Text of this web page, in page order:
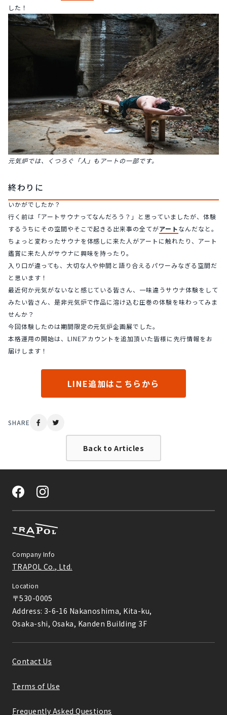
した！
元気炉では、くつろぐ「人」もアートの一部です。
終わりに
いかがでしたか？
行く前は「アートサウナってなんだろう？」と思っていましたが、体験
するうちにその空間やそこで起きる出来事の全てがアートなんだなと。
ちょっと変わったサウナを体感しに来た人がアートに触れたり、アート
鑑賞に来た人がサウナに興味を持ったり。
入り口が違っても、大切な人や仲間と語り合えるパワーみなぎる空間だ
と思います！
最近何か元気がないなと感じている皆さん、一味違うサウナ体験をして
みたい皆さん、是非元気炉で作品に溶け込む圧巻の体験を味わってみま
せんか？
今回体験したのは期間限定の元気炉企画展でした。
本格運用の開始は、LINEアカウントを追加頂いた皆様に先行情報をお
届けします！
LINE追加はこちらから
SHARE
Back to Articles
Company Info
TRAPOL Co., Ltd.
Location
〒530-0005
Address: 3-6-16 Nakanoshima, Kita-ku,
Osaka-shi, Osaka, Kanden Building 3F
Contact Us
Terms of Use
Frequently Asked Questions